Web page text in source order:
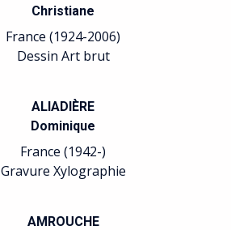
Christiane
France (1924-2006)
Dessin Art brut
ALIADIÈRE
Dominique
France (1942-)
Gravure Xylographie
AMROUCHE